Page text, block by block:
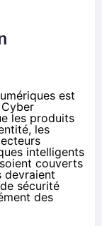
est
les produits
les
intelligents
couverts
devraient
sécurité
des